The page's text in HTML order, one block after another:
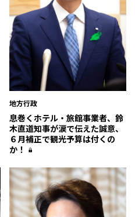
地方行政
息巻くホテル・旅館事業者、鈴
木直道知事が涙で伝えた誠意、
６月補正で観光予算は付くの
か！